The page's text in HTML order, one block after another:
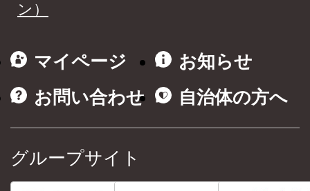
ン）
マイページ
お知らせ
お問い合わせ
自治体の方へ
グループサイト